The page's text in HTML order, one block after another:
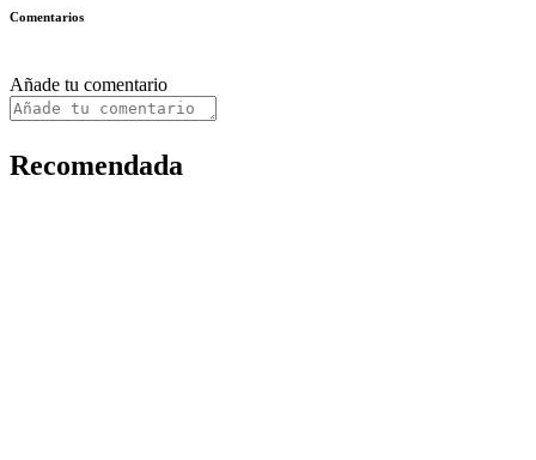
Comentarios
Añade tu comentario
Recomendada